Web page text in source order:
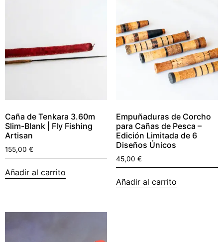
Caña de Tenkara 3.60m
Slim-Blank | Fly Fishing
Artisan
155,00 €
Añadir al carrito
Empuñaduras de Corcho
para Cañas de Pesca –
Edición Limitada de 6
Diseños Únicos
45,00 €
Añadir al carrito